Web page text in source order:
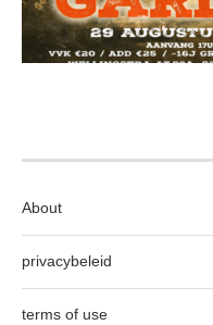
About
privacybeleid
terms of use